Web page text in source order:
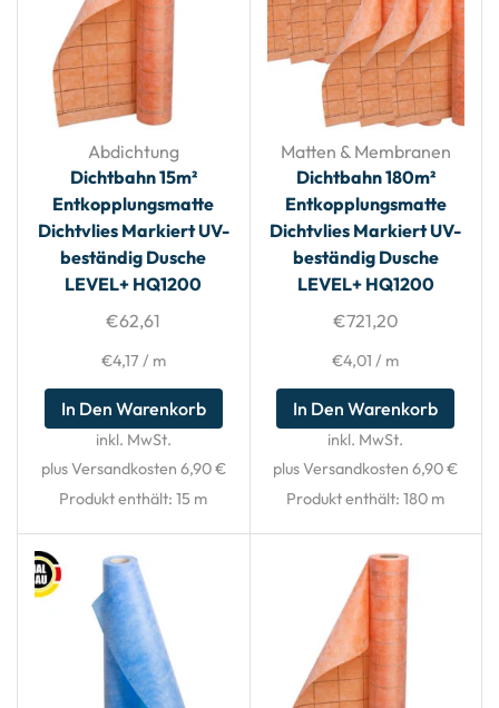
Abdichtung
Dichtbahn 15m²
Entkopplungsmatte
Dichtvlies Markiert UV-
beständig Dusche
LEVEL+ HQ1200
€62,61
€4,17 / m
In Den Warenkorb
inkl. MwSt.
plus Versandkosten 6,90 €
Produkt enthält: 15 m
Matten & Membranen
Dichtbahn 180m²
Entkopplungsmatte
Dichtvlies Markiert UV-
beständig Dusche
LEVEL+ HQ1200
€721,20
€4,01 / m
In Den Warenkorb
inkl. MwSt.
plus Versandkosten 6,90 €
Produkt enthält: 180 m